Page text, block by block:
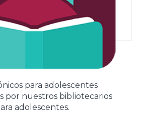
para adolescentes
por nuestros bibliotecarios
adolescentes.